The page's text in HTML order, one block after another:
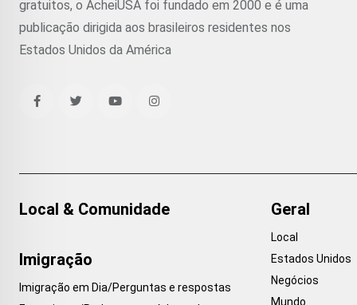
gratuitos, o AcheiUSA foi fundado em 2000 e é uma
publicação dirigida aos brasileiros residentes nos
Estados Unidos da América
Local & Comunidade
Imigração
Imigração em Dia/Perguntas e respostas
Geral
Local
Estados Unidos
Negócios
Mundo